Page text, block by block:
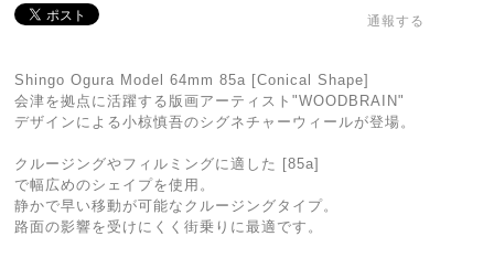
通報する
Shingo Ogura Model 64mm 85a [Conical Shape]
会津を拠点に活躍する版画アーティスト"WOODBRAIN"
デザインによる小椋慎吾のシグネチャーウィールが登場。
クルージングやフィルミングに適した [85a]
で幅広めのシェイプを使用。
静かで早い移動が可能なクルージングタイプ。
路面の影響を受けにくく街乗りに最適です。